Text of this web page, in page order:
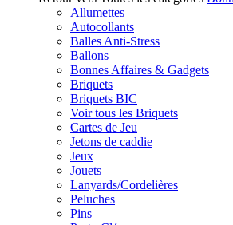
Allumettes
Autocollants
Balles Anti-Stress
Ballons
Bonnes Affaires & Gadgets
Briquets
Briquets BIC
Voir tous les Briquets
Cartes de Jeu
Jetons de caddie
Jeux
Jouets
Lanyards/Cordelières
Peluches
Pins